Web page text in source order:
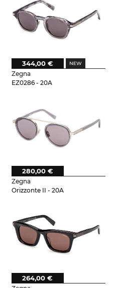
Zegna
EZ0286 - 20A
344,00 €
Zegna
Orizzonte II - 20A
280,00 €
264,00 €